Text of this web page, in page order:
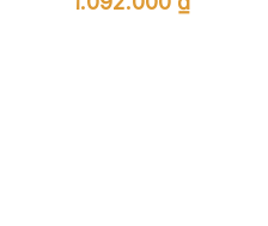
gốc
hiện